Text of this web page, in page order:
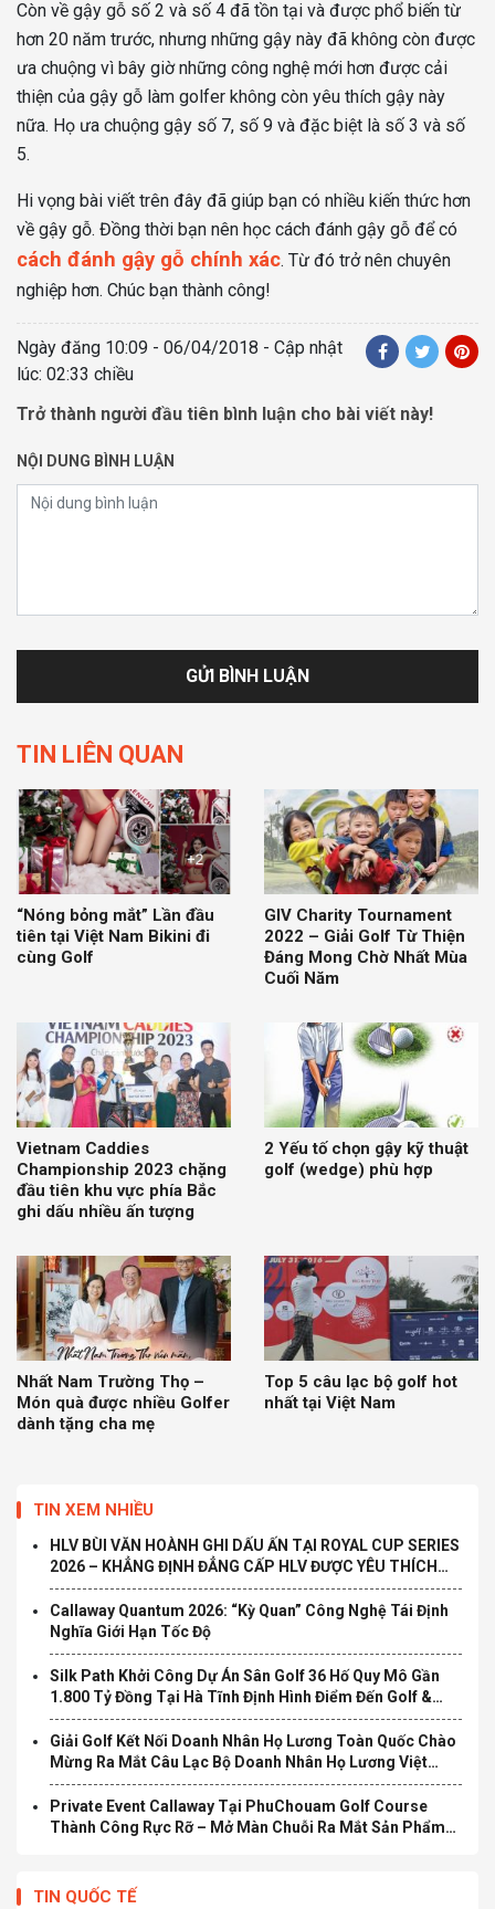
Còn về gậy gỗ số 2 và số 4 đã tồn tại và được phổ biến từ
hơn 20 năm trước, nhưng những gậy này đã không còn được
ưa chuộng vì bây giờ những công nghệ mới hơn được cải
thiện của gậy gỗ làm golfer không còn yêu thích gậy này
nữa. Họ ưa chuộng gậy số 7, số 9 và đặc biệt là số 3 và số
5.
Hi vọng bài viết trên đây đã giúp bạn có nhiều kiến thức hơn
về gậy gỗ. Đồng thời bạn nên học cách đánh gậy gỗ để có
cách đánh gậy gỗ chính xác. Từ đó trở nên chuyên
nghiệp hơn. Chúc bạn thành công!
Ngày đăng 10:09 - 06/04/2018 - Cập nhật
lúc: 02:33 chiều
Trở thành người đầu tiên bình luận cho bài viết này!
NỘI DUNG BÌNH LUẬN
TIN LIÊN QUAN
“Nóng bỏng mắt” Lần đầu
tiên tại Việt Nam Bikini đi
cùng Golf
GIV Charity Tournament
2022 – Giải Golf Từ Thiện
Đáng Mong Chờ Nhất Mùa
Cuối Năm
Vietnam Caddies
Championship 2023 chặng
đầu tiên khu vực phía Bắc
ghi dấu nhiều ấn tượng
2 Yếu tố chọn gậy kỹ thuật
golf (wedge) phù hợp
Nhất Nam Trường Thọ –
Món quà được nhiều Golfer
dành tặng cha mẹ
Top 5 câu lạc bộ golf hot
nhất tại Việt Nam
TIN XEM NHIỀU
HLV BÙI VĂN HOÀNH GHI DẤU ẤN TẠI ROYAL CUP SERIES
2026 – KHẲNG ĐỊNH ĐẲNG CẤP HLV ĐƯỢC YÊU THÍCH
TẠI TP.HCM
Callaway Quantum 2026: “Kỳ Quan” Công Nghệ Tái Định
Nghĩa Giới Hạn Tốc Độ
Silk Path Khởi Công Dự Án Sân Golf 36 Hố Quy Mô Gần
1.800 Tỷ Đồng Tại Hà Tĩnh Định Hình Điểm Đến Golf &
Nghỉ Dưỡng Cao Cấp Mới Tại Bắc Trung Bộ
Giải Golf Kết Nối Doanh Nhân Họ Lương Toàn Quốc Chào
Mừng Ra Mắt Câu Lạc Bộ Doanh Nhân Họ Lương Việt
Nam Chính Thức Khởi Tranh
Private Event Callaway Tại PhuChouam Golf Course
Thành Công Rực Rỡ – Mở Màn Chuỗi Ra Mắt Sản Phẩm
TIN QUỐC TẾ